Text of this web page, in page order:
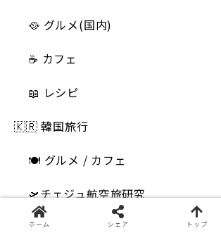
🥘 グルメ(国内)
☕️ カフェ
📖 レシピ
🇰🇷 韓国旅行
🍽 グルメ / カフェ
🛫チェジュ航空旅研究
🚌 交通
ホーム シェア トップ